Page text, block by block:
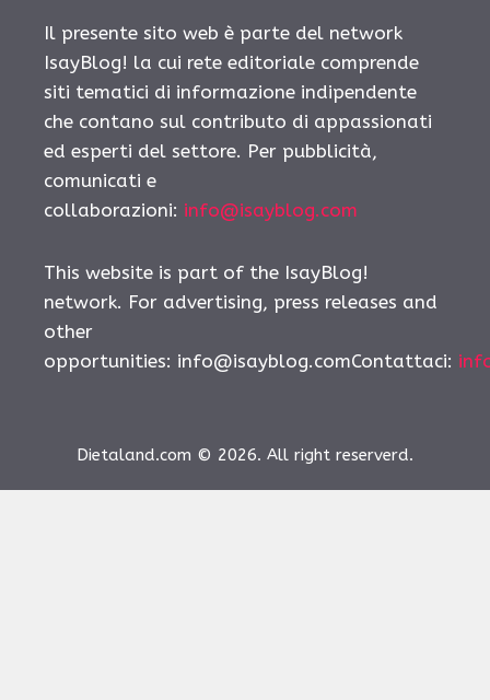
Il presente sito web è parte del network
IsayBlog! la cui rete editoriale comprende
siti tematici di informazione indipendente
che contano sul contributo di appassionati
ed esperti del settore. Per pubblicità,
comunicati e
collaborazioni: info@isayblog.com
This website is part of the IsayBlog!
network. For advertising, press releases and
other
opportunities: info@isayblog.comContattaci:
Dietaland.com © 2026. All right reserverd.